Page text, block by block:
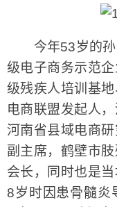
今年53岁的孙
级电子商务示范
级残疾人培训基
电商联盟发起人
河南省县域电商
副主席，鹤壁市
会长，同时也是
8岁时因患骨髓炎